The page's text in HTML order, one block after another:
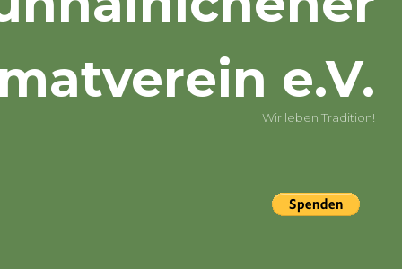
e.V.
Wir leben Tradition!